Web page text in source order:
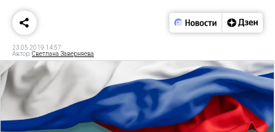
23.05.2019 14:57
Автор:Светлана Заверняева